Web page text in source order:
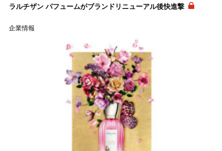
ラルチザン パフュームがブランドリニューアル後快進撃
企業情報